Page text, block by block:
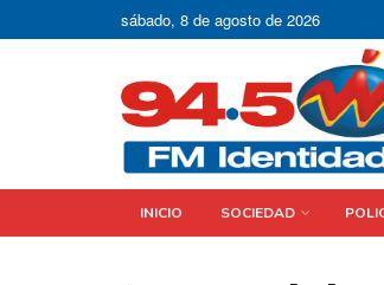
sábado, 8 de agosto de 2026
INICIO SOCIEDAD